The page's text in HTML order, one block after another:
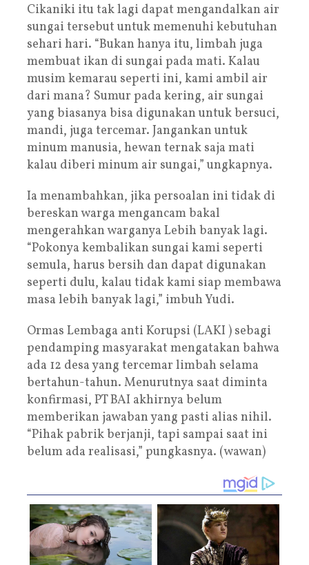
Cikaniki itu tak lagi dapat mengandalkan air
sungai tersebut untuk memenuhi kebutuhan
sehari hari. “Bukan hanya itu, limbah juga
membuat ikan di sungai pada mati. Kalau
musim kemarau seperti ini, kami ambil air
dari mana? Sumur pada kering, air sungai
yang biasanya bisa digunakan untuk bersuci,
mandi, juga tercemar. Jangankan untuk
minum manusia, hewan ternak saja mati
kalau diberi minum air sungai,” ungkapnya.
Ia menambahkan, jika persoalan ini tidak di
bereskan warga mengancam bakal
mengerahkan warganya Lebih banyak lagi.
“Pokonya kembalikan sungai kami seperti
semula, harus bersih dan dapat digunakan
seperti dulu, kalau tidak kami siap membawa
masa lebih banyak lagi,” imbuh Yudi.
Ormas Lembaga anti Korupsi (LAKI ) sebagi
pendamping masyarakat mengatakan bahwa
ada 12 desa yang tercemar limbah selama
bertahun-tahun. Menurutnya saat diminta
konfirmasi, PT BAI akhirnya belum
memberikan jawaban yang pasti alias nihil.
“Pihak pabrik berjanji, tapi sampai saat ini
belum ada realisasi,” pungkasnya. (wawan)